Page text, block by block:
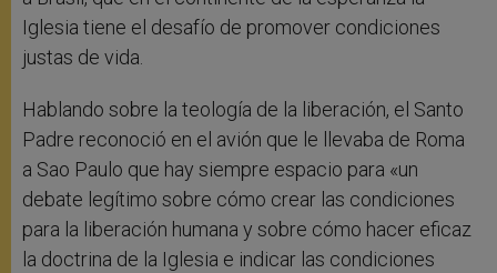
Iglesia tiene el desafío de promover condiciones
justas de vida.
Hablando sobre la teología de la liberación, el Santo
Padre reconoció en el avión que le llevaba de Roma
a Sao Paulo que hay siempre espacio para «un
debate legítimo sobre cómo crear las condiciones
para la liberación humana y sobre cómo hacer eficaz
la doctrina de la Iglesia e indicar las condiciones